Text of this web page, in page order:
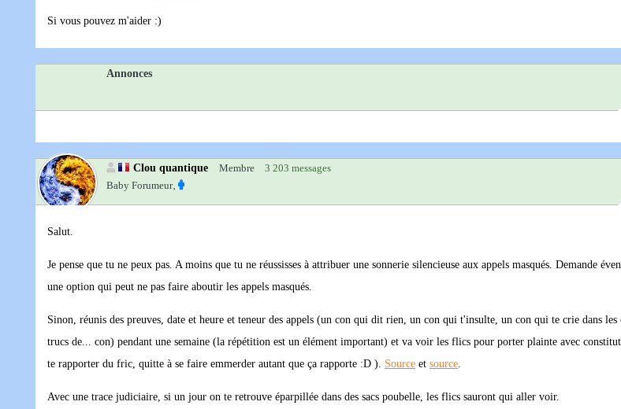
Si vous pouvez m'aider :)
Annonces
Clou quantique Membre
3 203 messages
Baby Forumeur‚
Salut.
Je pense que tu ne peux pas. A moins que tu ne réussisses à attribuer une sonnerie silencieuse aux appels masqués. Demande
une option qui peut ne pas faire aboutir les appels masqués.
Sinon, réunis des preuves, date et heure et teneur des appels (un con qui dit rien, un con qui t'insulte, un con qui te crie dans
trucs de... con) pendant une semaine (la répétition est un élément important) et va voir les flics pour porter plainte avec
te rapporter du fric, quitte à se faire emmerder autant que ça rapporte :D ). Source et source.
Avec une trace judiciaire, si un jour on te retrouve éparpillée dans des sacs poubelle, les flics sauront qui aller voir.